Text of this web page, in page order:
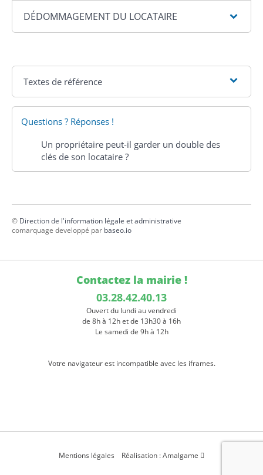
DÉDOMMAGEMENT DU LOCATAIRE
Textes de référence
Questions ? Réponses !
Un propriétaire peut-il garder un double des
clés de son locataire ?
© Direction de l'information légale et administrative
comarquage developpé par baseo.io
Contactez la mairie !
03.28.42.40.13
Ouvert du lundi au vendredi
de 8h à 12h et de 13h30 à 16h
Le samedi de 9h à 12h
Votre navigateur est incompatible avec les iframes.
Mentions légales Réalisation : Amalgame